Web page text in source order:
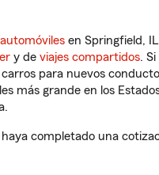
en Springfield,
y de viajes compartidos.
para nuevos
más grande en los
completado una